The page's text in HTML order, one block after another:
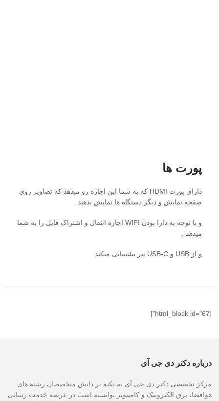
پورت ها
دارای پورت HDMI که به شما این اجازه رو میدهد که تصاویر روی
صفحه نمایش و دیگر دستگاه ها نمایش بدهید .
و با توجه به دارا بودن WIFI اجازه انتقال و اشتراک فایل را به شما
میدهد .
و از USB و USB-C نیر پشتیبانی میکند
[html_block id="67"]
درباره دکتر دی جی آی
مرکز تخصصی دکتر دی جی آی به تکیه بر دانش متخصصان رشته های
هوافضا، برق الکترونیک و کامپیوتر توانسته است در عرصه خدمت رسانی